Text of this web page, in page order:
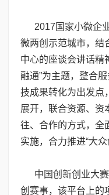
2017国家小微企
微两创示范城市，结
中心的座谈会讲话精
融通”为主题，整合
技成果转化为出发点
展开，联合资源、资
往、合作的方式，全
实施，合力推进“大
中国创新创业大赛
创赛事，该平台上的